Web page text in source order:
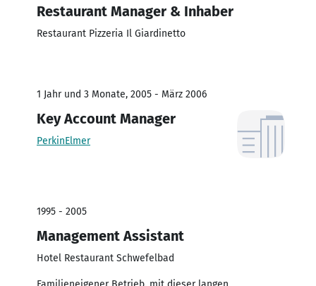
Restaurant Manager & Inhaber
Restaurant Pizzeria Il Giardinetto
1 Jahr und 3 Monate, 2005 - März 2006
Key Account Manager
PerkinElmer
1995 - 2005
Management Assistant
Hotel Restaurant Schwefelbad